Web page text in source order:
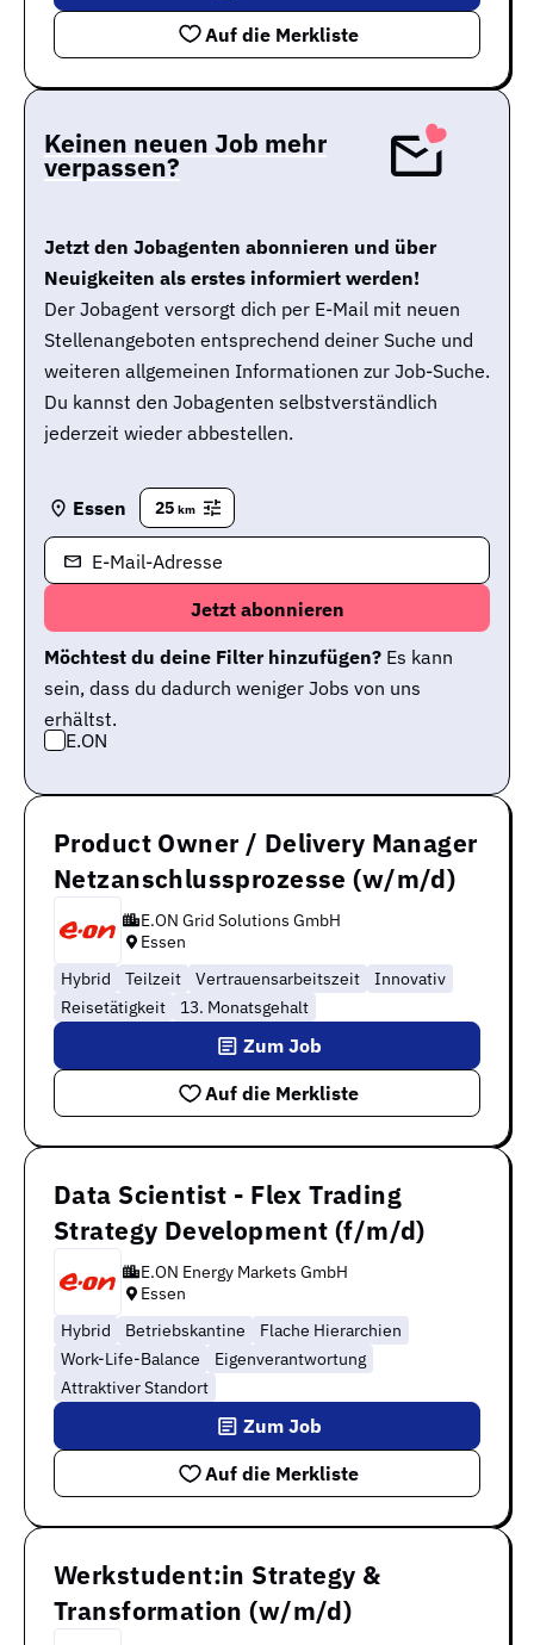
Auf die Merkliste
Keinen neuen Job mehr
verpassen?
Jetzt den Jobagenten abonnieren und über
Neuigkeiten als erstes informiert werden!
Der Jobagent versorgt dich per E-Mail mit neuen
Stellenangeboten entsprechend deiner Suche und
weiteren allgemeinen Informationen zur Job-Suche.
Du kannst den Jobagenten selbstverständlich
jederzeit wieder abbestellen.
Essen 25 km
E-Mail-Adresse
Möchtest du deine Filter hinzufügen? Es kann
sein, dass du dadurch weniger Jobs von uns
erhältst.
E.ON
Product Owner / Delivery Manager
Netzanschlussprozesse (w/m/d)
E.ON Grid Solutions GmbH
Essen
Hybrid
Teilzeit Vertrauensarbeitszeit
Innovativ
Reisetätigkeit
13. Monatsgehalt
Auf die Merkliste
Zum Job
Data Scientist - Flex Trading
Strategy Development (f/m/d)
E.ON Energy Markets GmbH
Essen
Hybrid
Betriebskantine
Flache Hierarchien
Work-Life-Balance
Eigenverantwortung
Attraktiver Standort
Auf die Merkliste
Zum Job
Werkstudent:in Strategy &
Transformation (w/m/d)